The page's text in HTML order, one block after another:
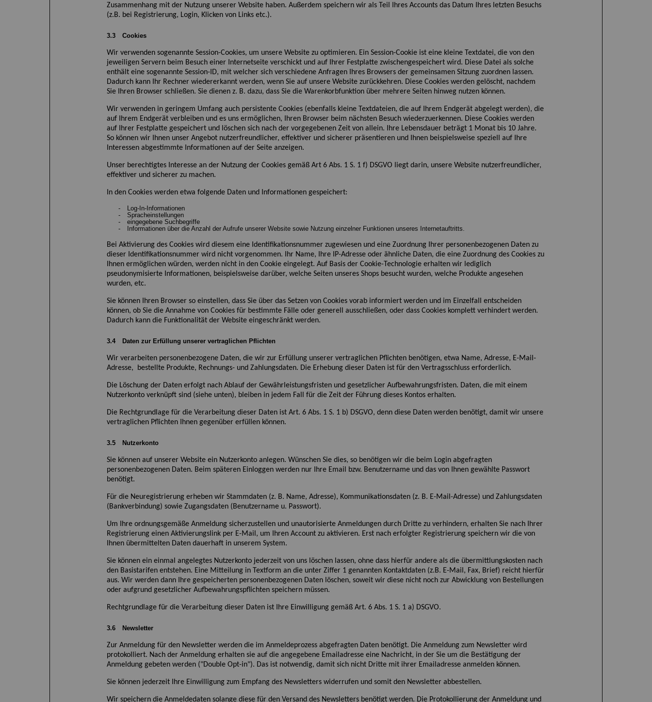
Zusammenhang mit der Nutzung unserer Website haben. Außerdem speichern wir als Teil Ihres Accounts das Datum Ihres letzten Besuchs
(z.B. bei Registrierung, Login, Klicken von Links etc.).
3.3 Cookies
Wir verwenden sogenannte Session-Cookies, um unsere Website zu optimieren. Ein Session-Cookie ist eine kleine Textdatei, die von den
jeweiligen Servern beim Besuch einer Internetseite verschickt und auf Ihrer Festplatte zwischengespeichert wird. Diese Datei als solche
enthält eine sogenannte Session-ID, mit welcher sich verschiedene Anfragen Ihres Browsers der gemeinsamen Sitzung zuordnen lassen.
Dadurch kann
hr Rechner wiedererkannt werden, wenn Sie auf unsere Website zurückkehren. Diese Cookies werden gelöscht, nachdem
Sie Ihren Browser schließen. Sie dienen z. B. dazu, dass Sie die Warenkorbfunktion über mehrere Seiten hinweg nutzen können.
Wir verwenden in geringem Umfang auch persistente Cookies (ebenfalls kleine Textdateien, die auf Ihrem Endgerät abgelegt werden), die
auf Ihrem Endgerät verbleiben und es uns ermöglichen, Ihren Browser beim nächsten Besuch wiederzuerkennen. Diese Cookies werden
auf Ihrer Festplatte gespeichert und löschen sich nach der vorgegebenen Zeit von allein. Ihre Lebensdauer beträgt 1 Monat bis 10 Jahre.
So können wir Ihnen unser Angebot nutzerfreundlicher, effektiver und sicherer präsentieren und
Ihnen beispielsweise speziell auf Ihre
Interessen abgestimmte Informationen auf der Seite anzeigen.
Unser berechtigtes Interesse an der Nutzung der Cookies gemäß Art 6 Abs. 1 S. 1 f) DSGVO liegt darin, unsere Website nutzerfreundlicher,
effektiver und sicherer zu machen.
In den Cookies werden etwa folgende Daten und Informationen gespeichert:
-
Log-In-Informationen
-
Spracheinstellungen
-
eingegebene Suchbegriffe
-
Informationen über die Anzahl der Aufrufe unserer Website sowie Nutzung einzelner Funktionen unseres Internetauftritts.
Bei Aktivierung des Cookies wird diesem eine Identifikationsnummer zugewiesen und eine Zuordnung Ihrer personenbezogenen Daten zu
dieser Identifikationsnummer wird nicht vorgenommen. Ihr Name, Ihre IP-Adresse oder ähnliche Daten, die eine Zuordnung des Cookies zu
Ihnen ermöglichen würden, werden nicht in den Cookie eingelegt. Auf Basis der Cookie-Technologie erhalten wir lediglich
pseudonymisierte Informationen, beispielsweise darüber, welche Seiten unseres Shops besucht wurden, welche Produkte angesehen
wurden, etc.
Sie können Ihren Browser so einstellen, dass Sie über das Setzen von Cookies vorab informiert werden und im Einzelfall entscheiden
können, ob Sie die Annahme von Cookies für bestimmte Fälle oder generell ausschließen, oder dass Cookies komplett verhindert werden.
Dadurch kann die Funktionalität der Website eingeschränkt werden.
3.4 Daten zur Erfüllung unserer vertraglichen Pflichten
Wir verarbeiten personenbezogene Daten, die wir zur Erfüllung unserer vertraglichen Pflichten benötigen, etwa Name, Adresse, E-Mail-
Adresse, bestellte Produkte, Rechnungs- und Zahlungsdaten. Die Erhebung dieser Daten ist für den Vertragsschluss erforderlich.
Die Löschung der Daten erfolgt nach Ablauf der Gewährleistungsfristen und gesetzlicher Aufbewahrungsfristen. Daten, die mit einem
Nutzerkonto verknüpft sind (siehe unten), bleiben in jedem Fall für die Zeit der Führung dieses Kontos erhalten.
Die Rechtgrundlage für die Verarbeitung dieser Daten ist Art. 6 Abs. 1 S. 1 b) DSGVO, denn diese Daten werden benötigt, damit wir unsere
vertraglichen Pflichten Ihnen gegenüber erfüllen können.
3.5 Nutzerkonto
Sie können auf unserer Website ein Nutzerkonto anlegen. Wünschen Sie dies, so benötigen wir die beim Login abgefragten
personenbezogenen Daten. Beim späteren Einloggen werden nur Ihre Email
bzw. Benutzername und das von Ihnen gewählte Passwort
benötigt.
Für die Neuregistrierung erheben wir Stammdaten (z. B. Name, Adresse), Kommunikationsdaten (z. B. E-Mail-Adresse) und Zahlungsdaten
(Bankverbindung) sowie Zugangsdaten (Benutzername u. Passwort).
Um Ihre ordnungsgemäße Anmeldung sicherzustellen und unautorisierte Anmeldungen durch Dritte zu verhindern, erhalten Sie nach Ihrer
Registrierung einen Aktivierungslink per E-Mail, um Ihren Account zu aktivieren. Erst nach erfolgter Registrierung speichern wir die von
Ihnen übermittelten Daten dauerhaft in unserem System.
Sie können ein einmal angelegtes Nutzerkonto jederzeit von uns löschen lassen, ohne dass hierfür andere als die übermittlungskosten nach
den Basistarifen entstehen. Eine Mitteilung in Textform an die unter Ziffer 1 genannten Kontaktdaten (z.B. E-Mail, Fax, Brief) reicht hierfür
aus. Wir werden dann Ihre gespeicherten personenbezogenen Daten löschen, soweit wir diese nicht noch zur Abwicklung von Bestellungen
oder aufgrund gesetzlicher Aufbewahrungspflichten speichern müssen.
Rechtgrundlage für die Verarbeitung dieser Daten ist Ihre Einwilligung gemäß Art. 6 Abs. 1 S. 1 a) DSGVO.
3.6 Newsletter
Zur Anmeldung für den Newsletter werden die im Anmeldeprozess abgefragten Daten benötigt. Die Anmeldung zum Newsletter wird
protokolliert. Nach der Anmeldung erhalten sie auf die angegebene Emailadresse eine Nachricht, in der Sie um die Bestätigung der
Anmeldung gebeten werden ("Double Opt-in"). Das ist notwendig, damit sich nicht Dritte mit ihrer Emailadresse anmelden können.
Sie können jederzeit Ihre Einwilligung zum Empfang des Newsletters widerrufen und somit den Newsletter abbestellen.
Wir speichern die Anmeldedaten solange diese für den Versand des Newsletters benötigt werden. Die Protokollierung der Anmeldung und